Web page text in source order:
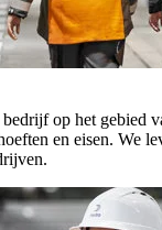
op het gebied
en eisen. We